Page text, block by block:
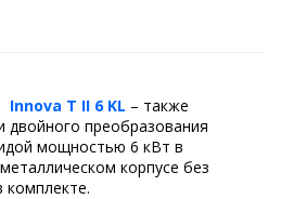
Innova T II 6 KL – также
двойного преобразования
мощностью 6 кВт в
корпусе без
комплекте.